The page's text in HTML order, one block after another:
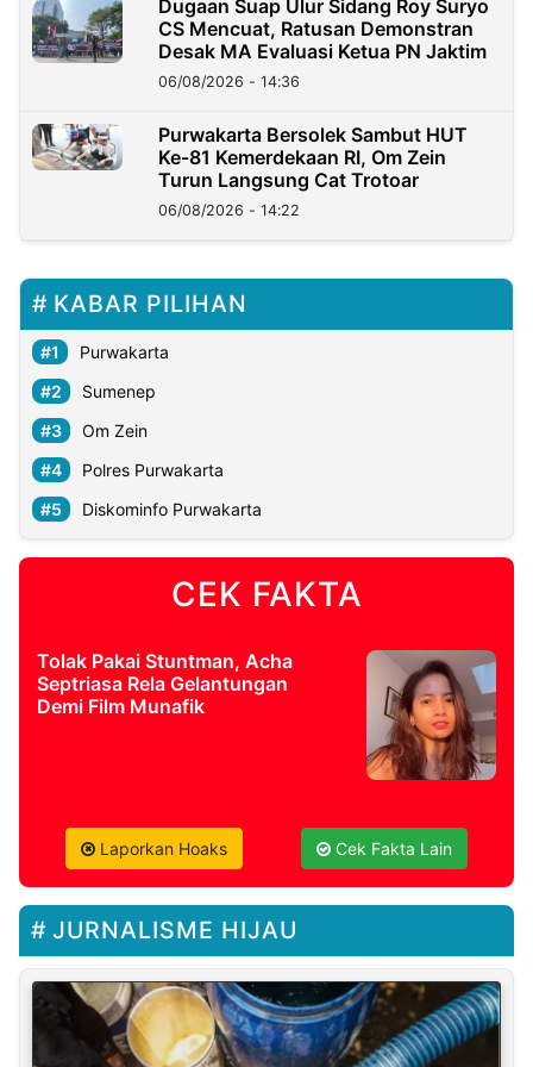
Dugaan Suap Ulur Sidang Roy Suryo
CS Mencuat, Ratusan Demonstran
Desak MA Evaluasi Ketua PN Jaktim
06/08/2026 - 14:36
Purwakarta Bersolek Sambut HUT
Ke-81 Kemerdekaan RI, Om Zein
Turun Langsung Cat Trotoar
06/08/2026 - 14:22
KABAR PILIHAN
Purwakarta
Sumenep
Om Zein
Polres Purwakarta
Diskominfo Purwakarta
CEK FAKTA
Tolak Pakai Stuntman, Acha
Septriasa Rela Gelantungan
Demi Film Munafik
Laporkan Hoaks Cek Fakta Lain
JURNALISME HIJAU